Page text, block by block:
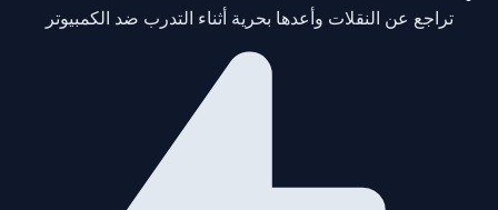
تراجع عن النقلات وأعدها بحرية أثناء التدرب ضد الكمبيوتر